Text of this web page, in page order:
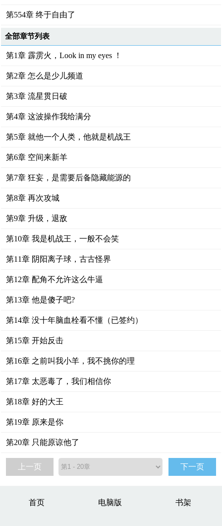
第554章 终于自由了
全部章节列表
第1章 霹雳火，Look in my eyes ！
第2章 怎么是少儿频道
第3章 流星贯日破
第4章 这波操作我给满分
第5章 就他一个人类，他就是机战王
第6章 空间来新羊
第7章 狂妄，是需要后备隐藏能源的
第8章 再次攻城
第9章 升级，退敌
第10章 我是机战王，一般不会笑
第11章 阴阳离子球，古古怪界
第12章 配角不允许这么牛逼
第13章 他是傻子吧?
第14章 没十年脑血栓看不懂（已签约）
第15章 开始反击
第16章 之前叫我小羊，我不挑你的理
第17章 太恶毒了，我们相信你
第18章 好的大王
第19章 原来是你
第20章 只能原谅他了
上一页 下一页
首页 电脑版 书架